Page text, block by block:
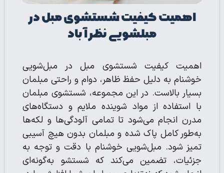
اهمیت کیفیت شستشوی مبل در
مبلشویی نظرآباد
اهمیت کیفیت شستشوی مبل در مبل‌شویی
خوشنام به دلیل حفظ ظاهر، دوام و راحتی مبلمان
بسیار بالاست. در این مجموعه، شستشوی مبلمان
با استفاده از مواد شوینده ملایم و دستگاه‌های
مدرن انجام می‌شود تا تمامی آلودگی‌ها و لکه‌ها
به‌طور کامل پاک شده و مبلمان بدون هیچ آسیبی
تمیز شود. مبل‌شویی خوشنام با دقت و توجه به
جزئیات، تضمین می‌کند که شستشو به‌گونه‌ای